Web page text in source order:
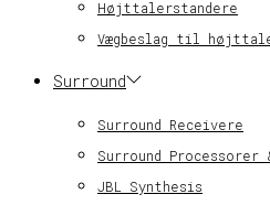
Højttalerstandere
Vægbeslag til
Surround
Surround Receivere
Surround
JBL Synthesis